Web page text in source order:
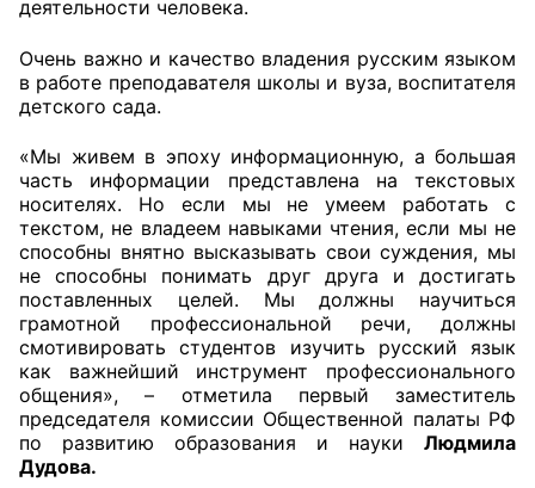
Экспертный совет ОП КО
Совет ОП КО
Общественный штаб
Члены ОП КО
Документы ОП КО
Регламент ОП КО
Кодекс этики ОП КО
Положения
Соглашения
деятельности человека.
Очень важно и качество владения русским языком
в работе преподавателя школы и вуза, воспитателя
детского сада.
«Мы живем в эпоху информационную, а большая
часть информации представлена на текстовых
носителях. Но если мы не умеем работать с
текстом, не владеем навыками чтения, если мы не
способны внятно высказывать свои суждения, мы
не способны понимать друг друга и достигать
поставленных целей. Мы должны научиться
грамотной профессиональной речи, должны
смотивировать студентов изучить русский язык
как важнейший инструмент профессионального
общения», – отметила первый заместитель
председателя комиссии Общественной палаты РФ
по развитию образования и науки Людмила
Дудова.